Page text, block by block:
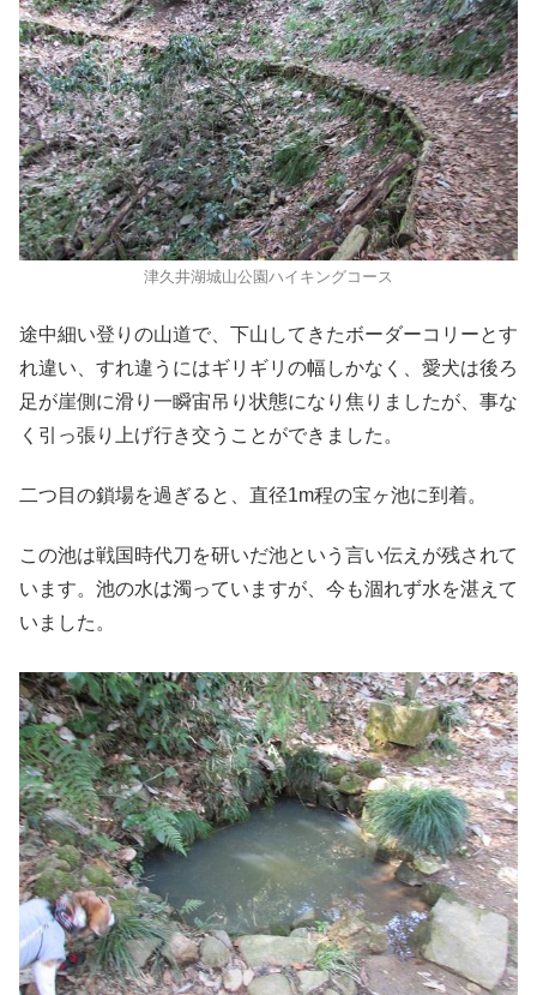
津久井湖城山公園ハイキングコース
途中細い登りの山道で、下山してきたボーダーコリーとす
れ違い、すれ違うにはギリギリの幅しかなく、愛犬は後ろ
足が崖側に滑り一瞬宙吊り状態になり焦りましたが、事な
く引っ張り上げ行き交うことができました。
二つ目の鎖場を過ぎると、直径1m程の宝ヶ池に到着。
この池は戦国時代刀を研いだ池という言い伝えが残されて
います。池の水は濁っていますが、今も涸れず水を湛えて
いました。